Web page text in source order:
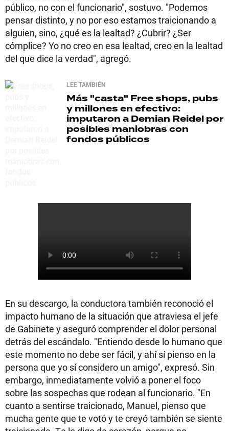
público, no con el funcionario", sostuvo. "Podemos
pensar distinto, y no por eso estamos traicionando a
alguien, sino, ¿qué es la lealtad? ¿Cubrir? ¿Ser
cómplice? Yo no creo en esa lealtad, creo en la lealtad
del que dice la verdad", agregó.
LEE TAMBIÉN
Más "casta" Free shops, pubs
y millones en efectivo:
imputaron a Demian Reidel por
posibles maniobras con
fondos públicos
En su descargo, la conductora también reconoció el
impacto humano de la situación que atraviesa el jefe
de Gabinete y aseguró comprender el dolor personal
detrás del escándalo. "Entiendo desde lo humano que
este momento no debe ser fácil, y ahí sí pienso en la
persona que yo sí considero un amigo", expresó. Sin
embargo, inmediatamente volvió a poner el foco
sobre las sospechas que rodean al funcionario. "En
cuanto a sentirse traicionado, Manuel, pienso que
mucha gente que te votó y te creyó también se siente